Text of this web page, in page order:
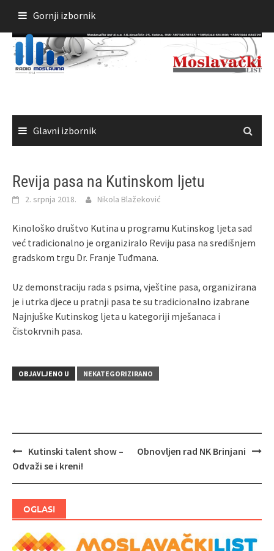
sadržaja
Gornji izbornik
Glavni izbornik
Revija pasa na Kutinskom ljetu
2. srpnja 2018. Nikola Blažeković
Kinološko društvo Kutina u programu Kutinskog ljeta sad
već tradicionalno je organiziralo Reviju pasa na središnjem
gradskom trgu Dr. Franje Tuđmana.
Uz demonstraciju rada s psima, vještine pasa, organizirana
je i utrka djece u pratnji pasa te su tradicionalno izabrane
Najnjuške Kutinskog ljeta u kategoriji mješanaca i
čistokrvnih pasa.
OBJAVLJENO U NEKATEGORIZIRANO
Navigacija
Kutinski talent show –
Odvaži se i kreni!
Obnovljen rad NK Brinjani
OGLASI